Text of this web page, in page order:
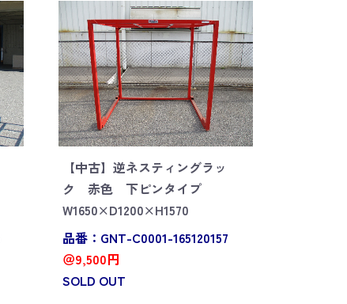
【中古】逆ネスティングラッ
ク 赤色 下ピンタイプ
W1650×D1200×H1570
品番：GNT-C0001-165120157
＠9,500円
SOLD OUT